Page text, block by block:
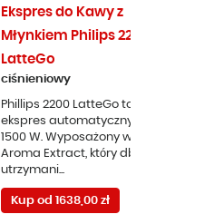
Ekspres do Kawy z
Młynkiem Philips 2200
LatteGo
ciśnieniowy
Phillips 2200 LatteGo to
ekspres automatyczny o mocy
1500 W. Wyposażony w system
Aroma Extract, który dba o
utrzymani...
Kup od 1638,00 zł